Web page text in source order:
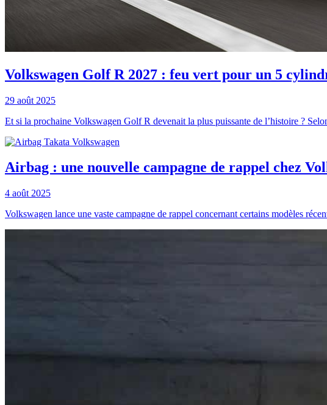
Volkswagen Golf R 2027 : feu vert pour un 5
29 août 2025
Et si la prochaine Volkswagen Golf R devenait la plus puissante de l’histoire ?
Airbag : une nouvelle campagne de rappel chez
4 août 2025
Volkswagen lance une vaste campagne de rappel concernant certains modèles